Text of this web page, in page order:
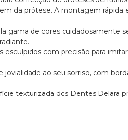
da prótese. A montagem
gama de cores cuidadosamente
esculpidos com precisão para
ao seu sorriso, com
texturizada dos Dentes Delara